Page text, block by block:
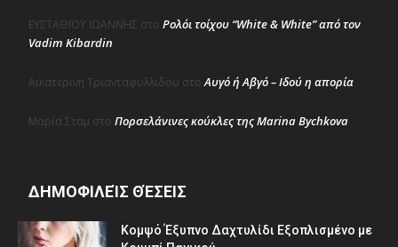
ΕΥΣΤΑΘΙΟΥ ΙΩΑΝΝΗΣ στο Ρολόι τοίχου “White & White” από τον
Vadim Kibardin
Αικατερινη Τριανταφυλλιδου στοΑυγό ή Αβγό – Ιδού η απορία
Μαρία Σταμ στο Πορσελάνινες κούκλες της Marina Bychkova
ΔΗΜΟΦΙΛΕΊΣ ΘΈΣΕΙΣ
Κομψό Έξυπνο Δαχτυλίδι Εξοπλισμένο με